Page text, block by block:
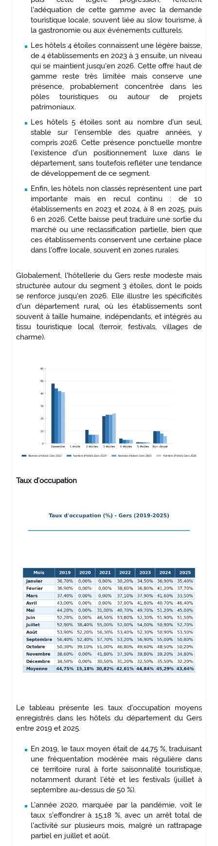
l'adéquation de cette gamme avec la demande
touristique locale, souvent liée au slow tourisme, à
la gastronomie ou aux événements culturels.
Les hôtels 4 étoiles connaissent une légère baisse,
de 4 établissements en 2023 à 3 ensuite, un niveau
qui se maintient jusqu'en 2026. Cette offre haut de
gamme reste très limitée mais conserve une
présence, probablement concentrée dans les
pôles touristiques ou autour de projets
patrimoniaux.
Les hôtels 5 étoiles sont au nombre d'un seul,
stable sur l'ensemble des quatre années, y
compris 2026. Cette présence ponctuelle montre
l'existence d'un positionnement luxe dans le
département, sans toutefois refléter une tendance
de développement de ce segment.
Enfin, les hôtels non classés représentent une part
importante mais en recul continu : de 10
établissements en 2023 et 2024, à 8 en 2025, puis
6 en 2026. Cette baisse peut traduire une sortie du
marché ou une reclassification partielle, bien que
ces établissements conservent une certaine place
dans l'offre locale, souvent en zones rurales.
Globalement, l'hôtellerie du Gers reste modeste mais
structurée autour du segment 3 étoiles, dont le poids
se renforce jusqu'en 2026. Elle illustre les spécificités
d'un département rural, où les établissements sont
souvent à taille humaine, indépendants, et intégrés au
tissu touristique local (terroir, festivals, villages de
charme).
Taux d’occupation
Le tableau présente les taux d'occupation moyens
enregistrés dans les hôtels du département du Gers
entre 2019 et 2025.
En 2019, le taux moyen était de 44,75 %, traduisant
une fréquentation modérée mais régulière dans
ce territoire rural à forte saisonnalité touristique,
notamment durant l'été et les festivals (juillet à
septembre au-dessus de 50 %).
L'année 2020, marquée par la pandémie, voit le
taux s'effondrer à 15,18 %, avec un arrêt total de
l'activité sur plusieurs mois, malgré un rattrapage
partiel en juillet et août.